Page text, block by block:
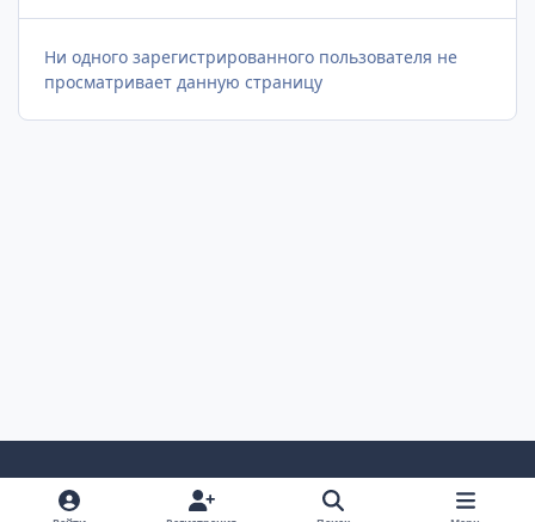
Ни одного зарегистрированного пользователя не
просматривает данную страницу
Светлый Режим
Темный РежимНастройка Системы